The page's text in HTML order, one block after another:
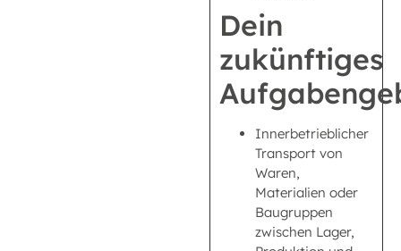
Dein
zukünftiges
Innerbetrieblicher
Transport von
Waren,
Materialien oder
Baugruppen
zwischen Lager,